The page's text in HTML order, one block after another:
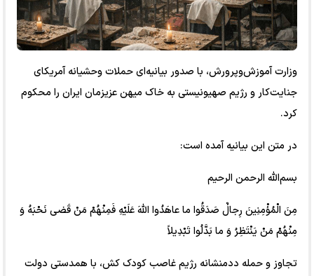
وزارت آموزش‌وپرورش، با صدور بیانیه‌ای حملات وحشیانه آمریکای
جنایت‌کار و رژیم صهیونیستی به خاک میهن عزیزمان ایران را محکوم
کرد.
در متن این بیانیه آمده است:
بسم‌الله الرحمن الرحیم
مِنَ الْمُؤْمِنِینَ رِجالٌ صَدَقُوا ما عاهَدُوا اللّهَ عَلَیْهِ فَمِنْهُمْ مَنْ قَضى نَحْبَهُ وَ
مِنْهُمْ مَنْ یَنْتَظِرُ وَ ما بَدَّلُوا تَبْدِیلاً
تجاوز و حمله ددمنشانه رژیم غاصب کودک کش، با همدستی دولت